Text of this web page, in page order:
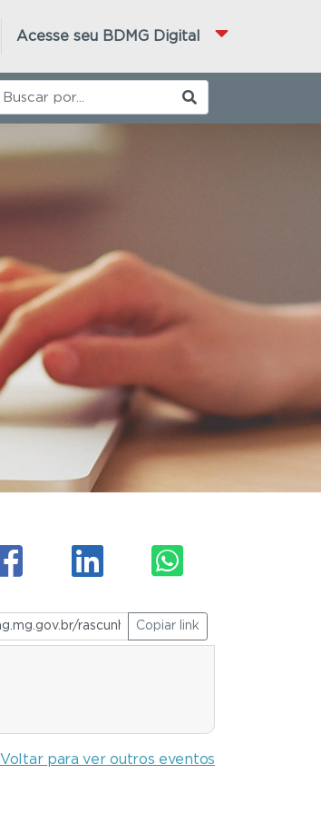
Acesse seu BDMG Digital
Copiar link
Voltar para ver outros eventos